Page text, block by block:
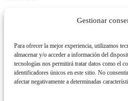
Gestionar
Para ofrecer la mejor experiencia, utilizamos
almacenar y/o acceder a información del
tecnologías nos permitirá tratar datos como el
identificadores únicos en este sitio. No
afectar negativamente a determinadas
Perfil del contratante
Identidad Corporativa